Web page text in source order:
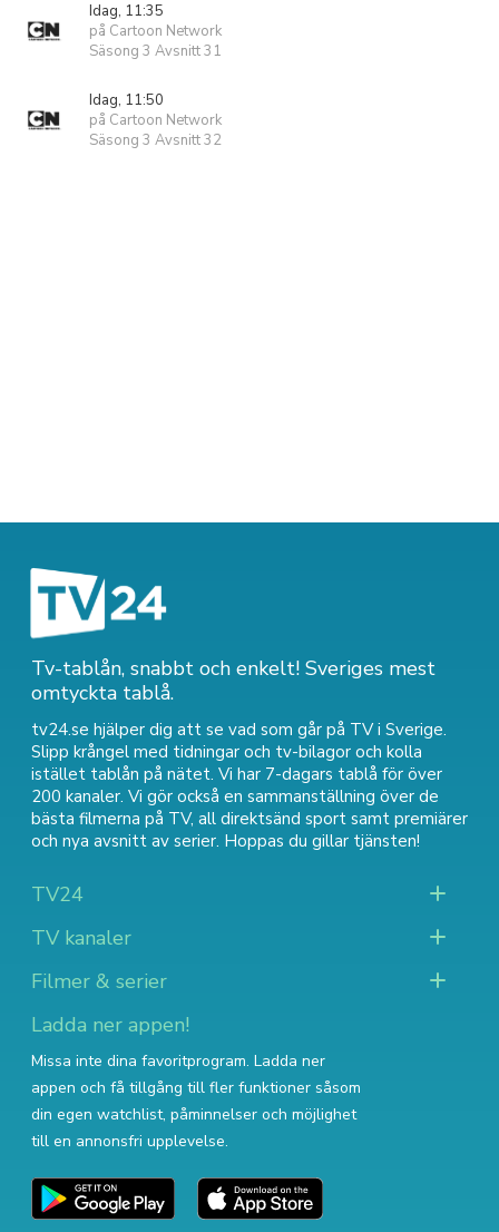
Idag, 11:35
på Cartoon Network
Säsong 3 Avsnitt 31
Idag, 11:50
på Cartoon Network
Säsong 3 Avsnitt 32
Tv-tablån, snabbt och enkelt! Sveriges mest
omtyckta tablå.
tv24.se hjälper dig att se vad som går på TV i Sverige.
Slipp krångel med tidningar och tv-bilagor och kolla
istället tablån på nätet. Vi har 7-dagars tablå för över
200 kanaler. Vi gör också en sammanställning över de
bästa filmerna på TV, all direktsänd sport samt premiärer
och nya avsnitt av serier. Hoppas du gillar tjänsten!
TV24
TV kanaler
Filmer & serier
Ladda ner appen!
Missa inte dina favoritprogram. Ladda ner
appen och få tillgång till fler funktioner såsom
din egen watchlist, påminnelser och möjlighet
till en annonsfri upplevelse.